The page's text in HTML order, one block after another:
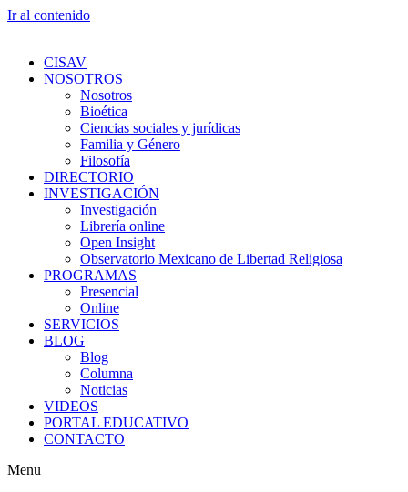
Ir al contenido
CISAV
NOSOTROS
Nosotros
Bioética
Ciencias sociales y jurídicas
Familia y Género
Filosofía
DIRECTORIO
INVESTIGACIÓN
Investigación
Librería online
Open Insight
Observatorio Mexicano de Libertad Religiosa
PROGRAMAS
Presencial
Online
SERVICIOS
BLOG
Blog
Columna
Noticias
VIDEOS
PORTAL EDUCATIVO
CONTACTO
Menu